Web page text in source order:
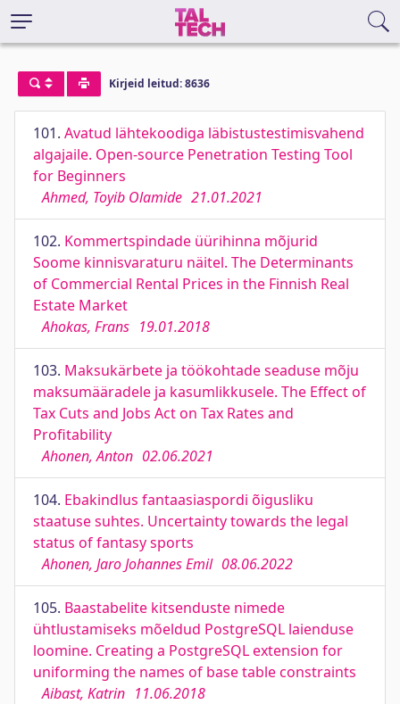
Kirjeid leitud: 8636
101. Avatud lähtekoodiga läbistustestimisvahend
algajaile. Open-source Penetration Testing Tool
for Beginners
Ahmed, Toyib Olamide 21.01.2021
102. Kommertspindade üürihinna mõjurid
Soome kinnisvaraturu näitel. The Determinants
of Commercial Rental Prices in the Finnish Real
Estate Market
Ahokas, Frans 19.01.2018
103. Maksukärbete ja töökohtade seaduse mõju
maksumääradele ja kasumlikkusele. The Effect of
Tax Cuts and Jobs Act on Tax Rates and
Profitability
Ahonen, Anton 02.06.2021
104. Ebakindlus fantaasiaspordi õigusliku
staatuse suhtes. Uncertainty towards the legal
status of fantasy sports
Ahonen, Jaro Johannes Emil 08.06.2022
105. Baastabelite kitsenduste nimede
ühtlustamiseks mõeldud PostgreSQL laienduse
loomine. Creating a PostgreSQL extension for
uniforming the names of base table constraints
Aibast, Katrin 11.06.2018